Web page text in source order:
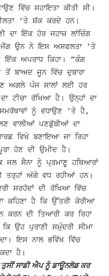
ਵਿੱਚ ਸਹਾਇਤਾ ਕੀਤੀ ਸੀ।
‘ਤੇ ਸ਼ੱਕ ਕਰਦੇ ਹਨ।
ਦਾ ਇੱਕ ਹੋਰ ਜਹਾਜ਼ ਲਾਂਚਿੰਗ
ਜੋਂਗ ਉਨ ਨੇ ਇਸ ਅਸਫਲਤਾ ‘ਤੇ
ਇੱਕ ਅਪਰਾਧ ਕਿਹਾ। “ਕੰਗ
ਬਾਅਦ ਜੂਨ ਵਿੱਚ ਦੁਬਾਰਾ
ਅਗਲੇ ਪੰਜ ਸਾਲਾਂ ਲਈ ਹਰ
ਟੀਚਾ ਰੱਖਿਆ ਹੈ। ਉਨ੍ਹਾਂ ਦਾ
ਨੂੰ ਵਧਾਉਣ ‘ਤੇ ਹੈ,
ਵਾਲੀਆਂ ਪਣਡੁੱਬੀਆਂ ਦਾ
ਵਿਖੇ ਬਣਾਇਆ ਜਾ ਰਿਹਾ
ਹੋਣ ਦੀ ਉਮੀਦ ਹੈ।
ਜਲ ਸੈਨਾ ਨੂੰ ਪ੍ਰਮਾਣੂ ਹਥਿਆਰਾਂ
ਤਰ੍ਹਾਂ ਅੱਗੇ ਵਧ ਰਹੀਆਂ ਹਨ।
ਸਰਹੱਦਾਂ ਦੀ ਰੱਖਿਆ ਵਿੱਚ
ਕਹਿਣਾ ਹੈ ਕਿ ਉੱਤਰੀ ਕੋਰੀਆ
ਕਰਨ ਦੀ ਤਿਆਰੀ ਕਰ ਰਿਹਾ
ਉਹ ਪੁਰਾਣੀ ਸਮੁੰਦਰੀ ਸੀਮਾ
ਇਸ ਨਾਲ ਭਵਿੱਖ ਵਿੱਚ
ਹੈ।
ਸਾਡੀ ਐਪ ਨੂੰ ਡਾਊਨਲੋਡ ਕਰ